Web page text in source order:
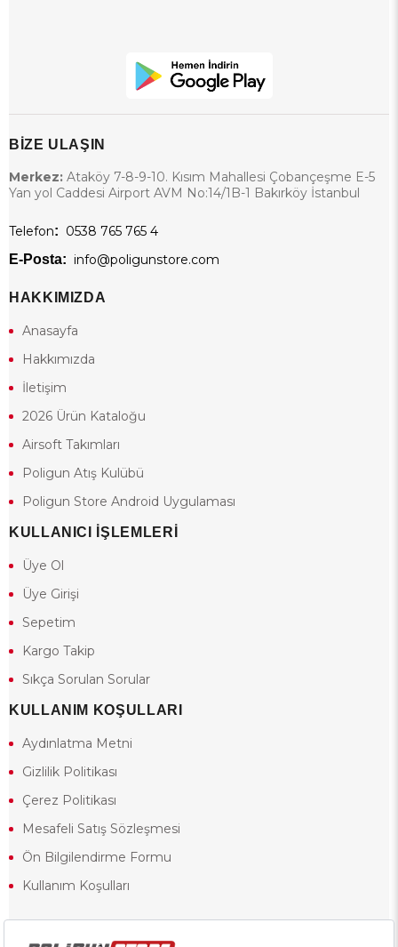
BİZE ULAŞIN
Merkez: Ataköy 7-8-9-10. Kısım Mahallesi Çobançeşme E-5
Yan yol Caddesi Airport AVM No:14/1B-1 Bakırköy İstanbul
Telefon: 0538 765 765 4
E-Posta: info@poligunstore.com
HAKKIMIZDA
Anasayfa
Hakkımızda
İletişim
2026 Ürün Kataloğu
Airsoft Takımları
Poligun Atış Kulübü
Poligun Store Android Uygulaması
KULLANICI İŞLEMLERİ
Üye Ol
Üye Girişi
Sepetim
Kargo Takip
Sıkça Sorulan Sorular
KULLANIM KOŞULLARI
Aydınlatma Metni
Gizlilik Politikası
Çerez Politikası
Mesafeli Satış Sözleşmesi
Ön Bilgilendirme Formu
Kullanım Koşulları
18 yaşından küçük olduğunuz halde siteye girerseniz ve mesafeli satış
sözleşmesinde yer alan hükümlere ters düşerseniz, yaşla ilgili